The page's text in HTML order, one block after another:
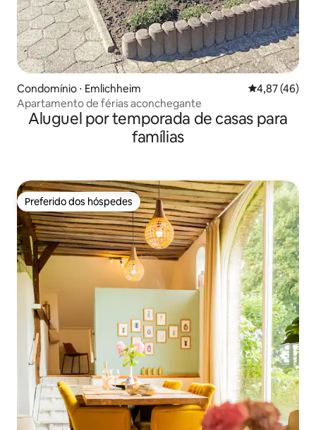
Condomínio ⋅ Emlichheim 4,87 de uma
4,87 (46)
Apartamento de férias aconchegante
Aluguel por temporada de casas para
famílias
Preferido dos hóspedes
Preferido dos hóspedes